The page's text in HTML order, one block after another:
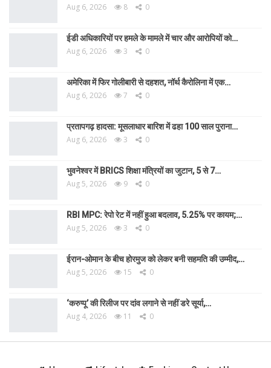
Aug 6, 2026 8 0
ईडी अधिकारियों पर हमले के मामले में चार और आरोपियों को…
Aug 6, 2026 3 0
अमेरिका में फिर गोलीबारी से दहशत, नॉर्थ कैरोलिना में एक…
Aug 6, 2026 7 0
प्रतापगढ़ हादसा: मूसलाधार बारिश में ढहा 100 साल पुराना…
Aug 6, 2026 3 0
भुवनेश्वर में BRICS शिक्षा मंत्रियों का जुटान, 5 से 7…
Aug 5, 2026 9 0
RBI MPC: रेपो रेट में नहीं हुआ बदलाव, 5.25% पर कायम;…
Aug 5, 2026 3 0
ईरान-ओमान के बीच होरमुज को लेकर बनी सहमति की उम्मीद,…
Aug 5, 2026 15 0
‘करुप्पू’ की रिलीज पर दांव लगाने से नहीं डरे सूर्या,…
Aug 4, 2026 11 0